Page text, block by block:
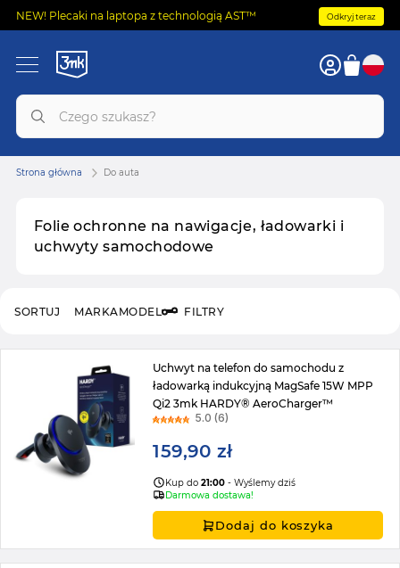
NEW! Plecaki na laptopa z technologią AST™ Odkryj teraz
Folie ochronne na nawigacje, ładowarki i
uchwyty samochodowe
Strona główna Do auta
MARKAMODEL FILTRY
SORTUJ
Uchwyt na telefon do samochodu z
ładowarką indukcyjną MagSafe 15W MPP
Qi2 3mk HARDY® AeroCharger™
5.0 (6)
159,90 zł
Kup do21:00 - Wyślemy dziś
Darmowa dostawa!
Dodaj do koszyka